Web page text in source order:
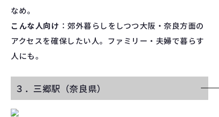
なめ。
こんな人向け ：郊外暮らしをしつつ大阪・奈良方面の
アクセスを確保したい人。ファミリー・夫婦で暮らす
人にも。
３．三郷駅（奈良県）